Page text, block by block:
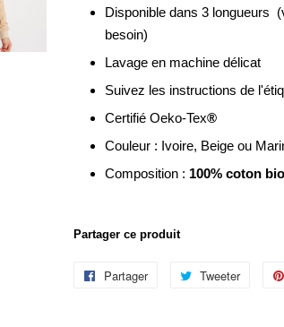
Disponible dans 3 longueurs
besoin)
Lavage en machine délicat
Suivez les instructions de
Certifié Oeko-Tex®
Couleur : Ivoire, Beige ou
Composition : 100% coton
Partager ce produit
Partager
PartagerTweeter
Tweeter